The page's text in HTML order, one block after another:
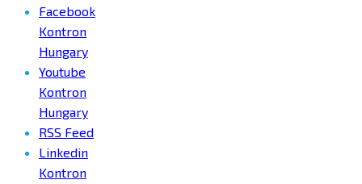
Facebook
Kontron
Hungary
Youtube
Kontron
Hungary
RSS Feed
Linkedin
Kontron